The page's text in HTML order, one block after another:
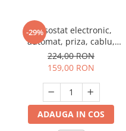
-29%
Presostat electronic,
automat, priza, cablu,
manometru, 2200W, 1"tol,
RAIDER
224,00 RON
159,00 RON
ADAUGA IN COS